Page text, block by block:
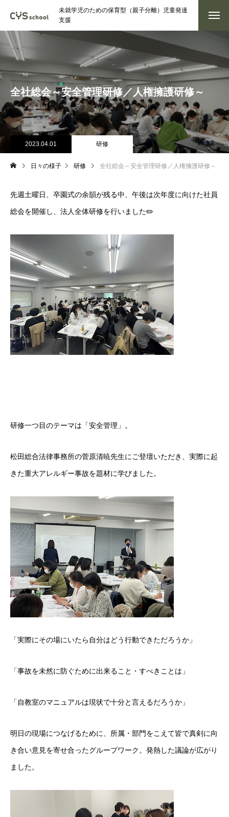
未就学児のための保育型（親子分離）児童発達
支援
全社総会～安全管理研修／人権擁護研修～
2023.04.01 研修
日々の様子 研修 全社総会～安全管理研修／人権擁護研修～
先週土曜日、卒園式の余韻が残る中、午後は次年度に向けた社員
総会を開催し、法人全体研修を行いました✏️
研修一つ目のテーマは「安全管理」。
松田総合法律事務所の菅原清暁先生にご登壇いただき、実際に起
きた重大アレルギー事故を題材に学びました。
「実際にその場にいたら自分はどう行動できただろうか」
「事故を未然に防ぐために出来ること・すべきことは」
「自教室のマニュアルは現状で十分と言えるだろうか」
明日の現場につなげるために、所属・部門をこえて皆で真剣に向
き合い意見を寄せ合ったグループワーク。発熱した議論が広がり
ました。